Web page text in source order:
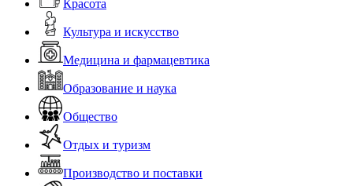
Красота
Культура и искусство
Медицина и фармацевтика
Образование и наука
Общество
Отдых и туризм
Производство и поставки